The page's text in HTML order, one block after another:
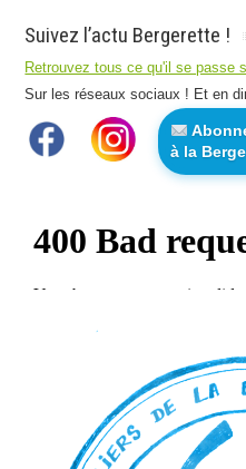
Suivez l’actu Bergerette !
Retrouvez tous ce qu'il se passe
Sur les réseaux sociaux ! Et en
à la